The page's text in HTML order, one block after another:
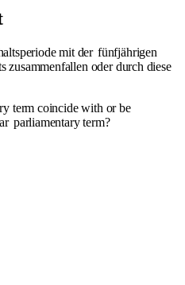
mit der fünfjährigen
zusammenfallen oder durch diese
term coincide with or be
parliamentary term?